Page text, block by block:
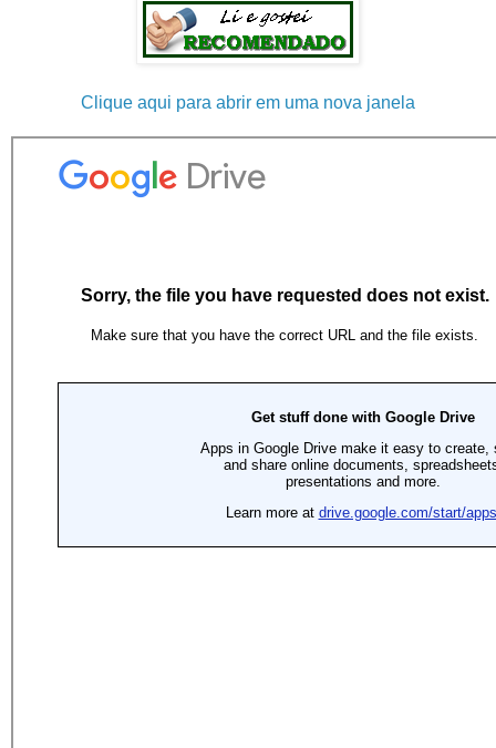
Clique aqui para abrir em uma nova janela